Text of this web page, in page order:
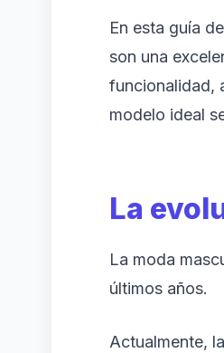
En esta guía
son una
funcionalidad,
modelo ideal
La
La moda
últimos años.
Actualmente,